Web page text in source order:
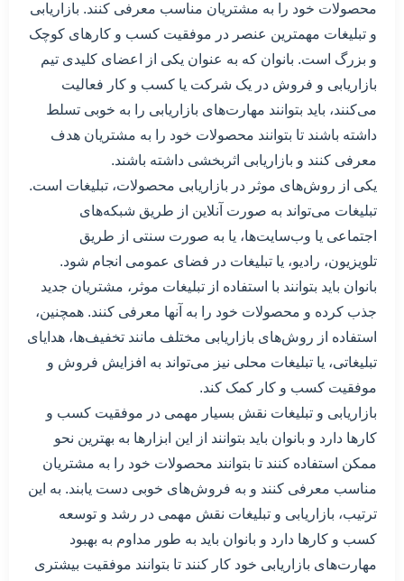
محصولات خود را به مشتریان مناسب معرفی کنند. بازاریابی
و تبلیغات مهمترین عنصر در موفقیت کسب و کارهای کوچک
و بزرگ است. بانوان که به عنوان یکی از اعضای کلیدی تیم
بازاریابی و فروش در یک شرکت یا کسب و کار فعالیت
می‌کنند، باید بتوانند مهارت‌های بازاریابی را به خوبی تسلط
داشته باشند تا بتوانند محصولات خود را به مشتریان هدف
معرفی کنند و بازاریابی اثربخشی داشته باشند.
یکی از روش‌های موثر در بازاریابی محصولات، تبلیغات است.
تبلیغات می‌تواند به صورت آنلاین از طریق شبکه‌های
اجتماعی یا وب‌سایت‌ها، یا به صورت سنتی از طریق
تلویزیون، رادیو، یا تبلیغات در فضای عمومی انجام شود.
بانوان باید بتوانند با استفاده از تبلیغات موثر، مشتریان جدید
جذب کرده و محصولات خود را به آنها معرفی کنند. همچنین،
استفاده از روش‌های بازاریابی مختلف مانند تخفیف‌ها، هدایای
تبلیغاتی، یا تبلیغات محلی نیز می‌تواند به افزایش فروش و
موفقیت کسب و کار کمک کند.
بازاریابی و تبلیغات نقش بسیار مهمی در موفقیت کسب و
کارها دارد و بانوان باید بتوانند از این ابزارها به بهترین نحو
ممکن استفاده کنند تا بتوانند محصولات خود را به مشتریان
مناسب معرفی کنند و به فروش‌های خوبی دست یابند. به این
ترتیب، بازاریابی و تبلیغات نقش مهمی در رشد و توسعه
کسب و کارها دارد و بانوان باید به طور مداوم به بهبود
مهارت‌های بازاریابی خود کار کنند تا بتوانند موفقیت بیشتری